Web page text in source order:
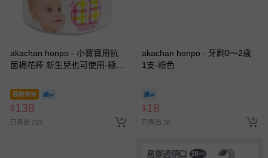
akachan honpo - 小寶寶用抗
菌棉花棒 新生兒也可使用-極細
即將售完
$139
已售出 219
akachan honpo - 牙刷0～2歲
1支-粉色
$18
已售出 38